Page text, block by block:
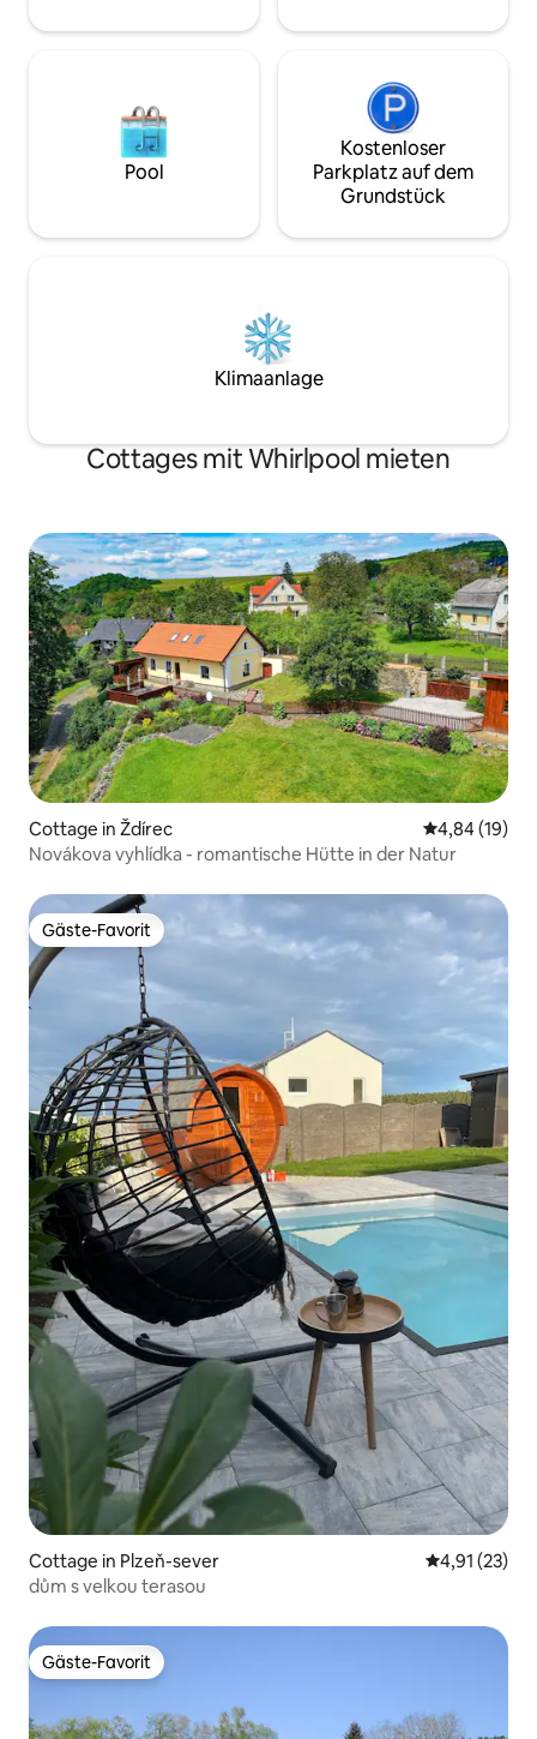
Böhmerwald wandern und Rad fahren,
auch schön :-)
Pool
Kostenloser
Parkplatz auf dem
Grundstück
Klimaanlage
Cottages mit Whirlpool mieten
Cottage in Ždírec
4,84 (19)
Novákova vyhlídka - romantische Hütte in der Natur
Gäste-Favorit
Gäste-Favorit
Cottage in Plzeň-sever
4,91 (23)
dům s velkou terasou
Gäste-Favorit
Gäste-Favorit